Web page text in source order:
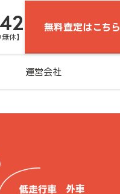
休】
無料査定はこちら
運営会社